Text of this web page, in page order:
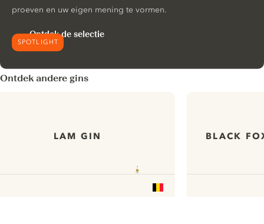
SPOTLIGHT
proeven en uw eigen mening te vormen.
Ontdek de selectie
Ontdek andere gins
LAM GIN BLACK